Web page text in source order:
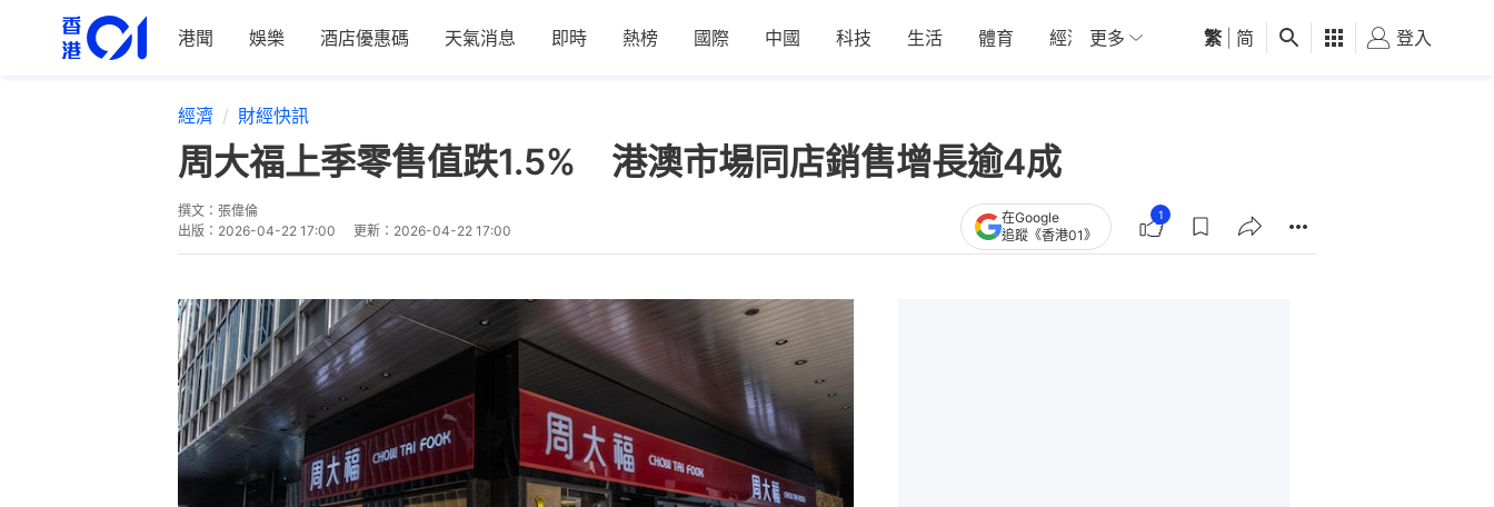
港聞 娛樂 酒店優惠碼 天氣消息 即時 熱榜 國際 中國 科技 生活 體育 經濟 01深圳 觀點 健康 好食玩飛
更多 繁 简 登入
經濟 財經快訊
周大福上季零售值跌1.5% 港澳市場同店銷售增長逾4成
撰文： 張偉倫
出版： 2026-04-22 17:00 更新： 2026-04-22 17:00
在Google
追蹤《香港01》
1